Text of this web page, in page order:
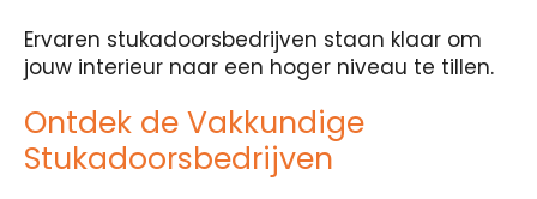
Ervaren stukadoorsbedrijven staan klaar om
jouw interieur naar een hoger niveau te tillen.
Ontdek de Vakkundige
Stukadoorsbedrijven